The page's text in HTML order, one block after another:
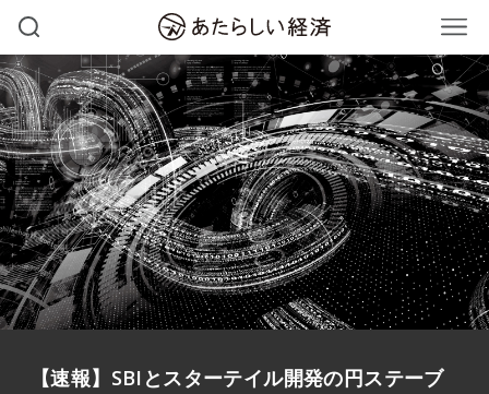
【速報】SBIとスターテイル開発の円ステーブ